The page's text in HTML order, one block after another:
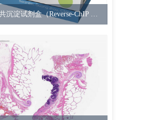
反向染色质免疫共沉淀试剂盒（Reverse-ChIP Kit，30T）